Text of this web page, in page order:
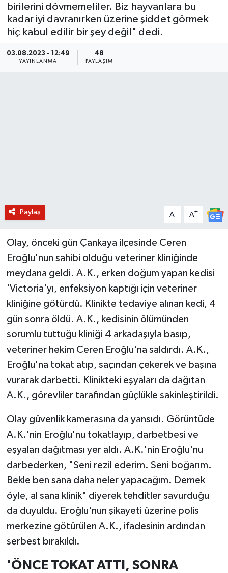
birilerini dövmemeliler. Biz hayvanlara bu
kadar iyi davranırken üzerine şiddet görmek
hiç kabul edilir bir şey değil" dedi.
03.08.2023 - 12:49
YAYINLANMA
48
PAYLAŞIM
Paylaş A- A+
Olay, önceki gün Çankaya ilçesinde Ceren
Eroğlu'nun sahibi olduğu veteriner kliniğinde
meydana geldi. A.K., erken doğum yapan kedisi
'Victoria'yı, enfeksiyon kaptığı için veteriner
kliniğine götürdü. Klinikte tedaviye alınan kedi, 4
gün sonra öldü. A.K., kedisinin ölümünden
sorumlu tuttuğu kliniği 4 arkadaşıyla basıp,
veteriner hekim Ceren Eroğlu'na saldırdı. A.K.,
Eroğlu'na tokat atıp, saçından çekerek ve başına
vurarak darbetti. Klinikteki eşyaları da dağıtan
A.K., görevliler tarafından güçlükle sakinleştirildi.
Olay güvenlik kamerasına da yansıdı. Görüntüde
A.K.'nin Eroğlu'nu tokatlayıp, darbetbesi ve
eşyaları dağıtması yer aldı. A.K.'nin Eroğlu'nu
darbederken, "Seni rezil ederim. Seni boğarım.
Bekle ben sana daha neler yapacağım. Demek
öyle, al sana klinik" diyerek tehditler savurduğu
da duyuldu. Eroğlu'nun şikayeti üzerine polis
merkezine götürülen A.K., ifadesinin ardından
serbest bırakıldı.
'ÖNCE TOKAT ATTI, SONRA
OTOMOBİL
KURUMSAL